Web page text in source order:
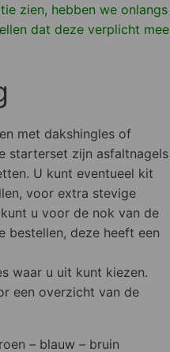
zien, hebben we onlangs
dat deze verplicht mee
met dakshingles of
starterset zijn asfaltnagels
U kunt eventueel kit
voor extra stevige
u voor de nok van de
bestellen, deze heeft een
waar u uit kunt kiezen.
een overzicht van de
– blauw – bruin